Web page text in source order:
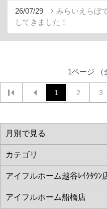
26/07/29
みらいえらぼ
してきました！
1ページ （
1 2 3